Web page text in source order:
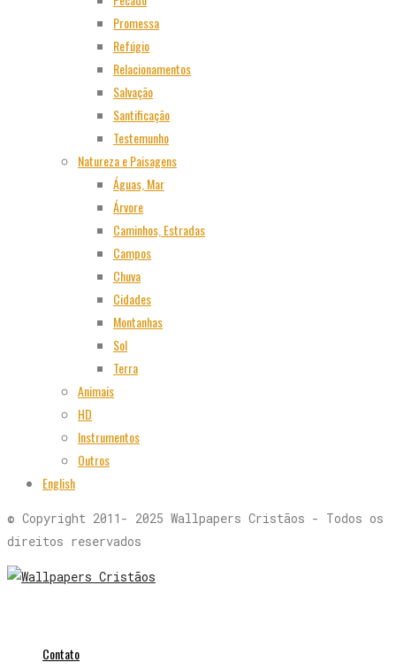
Promessa
Refúgio
Relacionamentos
Salvação
Santificação
Testemunho
Natureza e Paisagens
Águas, Mar
Árvore
Caminhos, Estradas
Campos
Chuva
Cidades
Montanhas
Sol
Terra
Animais
HD
Instrumentos
Outros
English
© Copyright 2011- 2025 Wallpapers Cristãos - Todos os
direitos reservados
Contato